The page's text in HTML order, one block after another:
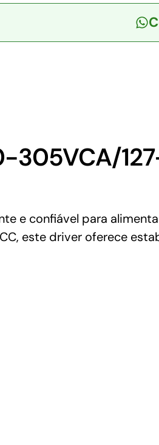
305VCA/
e confiável para
este driver oferece